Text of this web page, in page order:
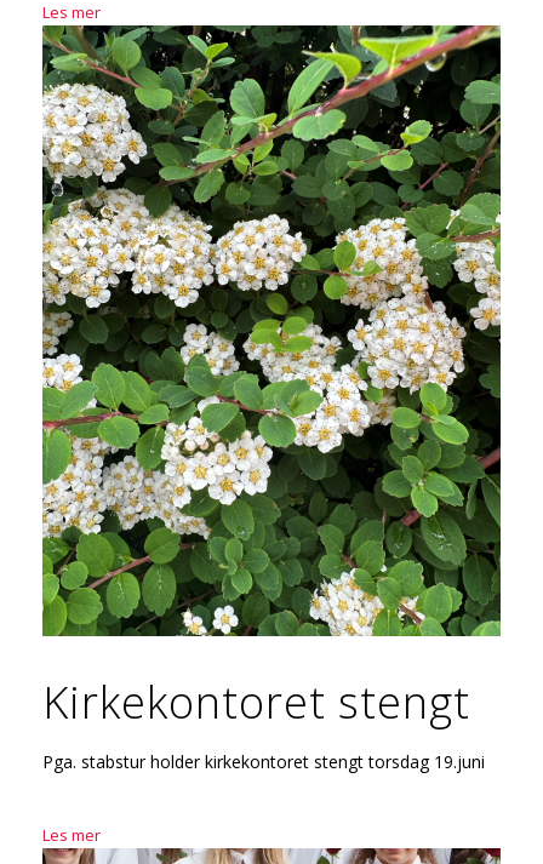
Les mer
Kirkekontoret stengt
Pga. stabstur holder kirkekontoret stengt torsdag 19.juni
Les mer